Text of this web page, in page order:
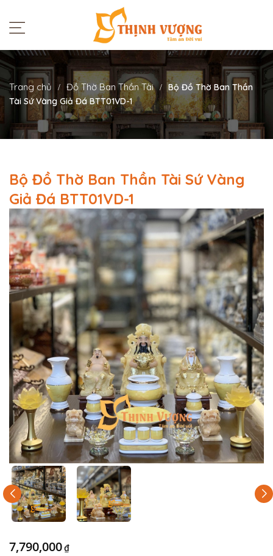
Trang chủ Đồ Thờ Ban Thần Tài
Bộ Đồ Thờ Ban Thần
Tài Sứ Vàng Giả Đá BTT01VD-1
Bộ Đồ Thờ Ban Thần Tài Sứ Vàng
Giả Đá BTT01VD-1
7,790,000₫